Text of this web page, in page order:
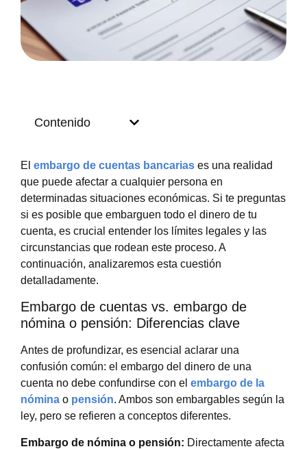
Contenido
El embargo de cuentas bancarias es una realidad
que puede afectar a cualquier persona en
determinadas situaciones económicas. Si te preguntas
si es posible que embarguen todo el dinero de tu
cuenta, es crucial entender los límites legales y las
circunstancias que rodean este proceso. A
continuación, analizaremos esta cuestión
detalladamente.
Embargo de cuentas vs. embargo de
nómina o pensión: Diferencias clave
Antes de profundizar, es esencial aclarar una
confusión común: el embargo del dinero de una
cuenta no debe confundirse con el embargo de la
nómina o pensión. Ambos son embargables según la
ley, pero se refieren a conceptos diferentes.
Embargo de nómina o pensión: Directamente afecta